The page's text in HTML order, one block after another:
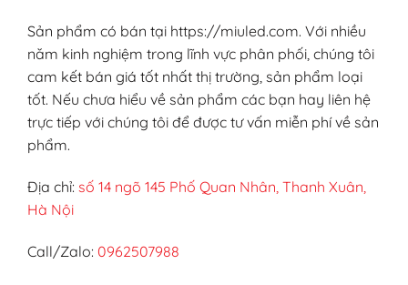
Sản phẩm có bán tại https://miuled.com. Với nhiều
năm kinh nghiệm trong lĩnh vực phân phối, chúng tôi
cam kết bán giá tốt nhất thị trường, sản phẩm loại
tốt. Nếu chưa hiểu về sản phẩm các bạn hay liên hệ
trực tiếp với chúng tôi để được tư vấn miễn phí về sản
phẩm.
Địa chỉ: số 14 ngõ 145 Phố Quan Nhân, Thanh Xuân,
Hà Nội
Call/Zalo: 0962507988